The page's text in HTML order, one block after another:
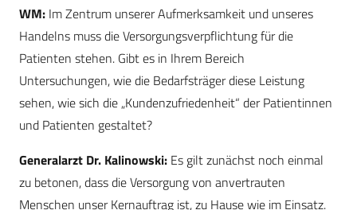
WM: Im Zentrum unserer Aufmerksamkeit und unseres
Handelns muss die Versorgungsverpflichtung für die
Patienten stehen. Gibt es in Ihrem Bereich
Untersuchungen, wie die Bedarfsträger diese Leistung
sehen, wie sich die „Kundenzufriedenheit“ der Patientinnen
und Patienten gestaltet?
Generalarzt Dr. Kalinowski: Es gilt zunächst noch einmal
zu betonen, dass die Versorgung von anvertrauten
Menschen unser Kernauftrag ist, zu Hause wie im Einsatz.